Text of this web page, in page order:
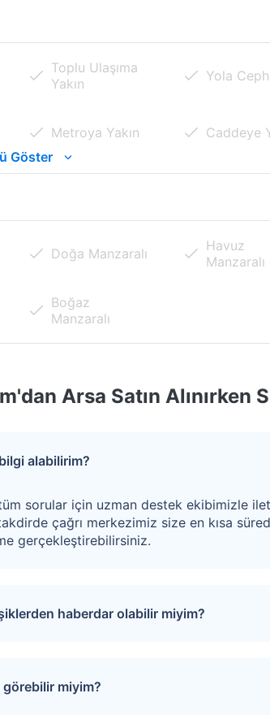
Toplu Ulaşıma
Yakın
Yola
Metroya Yakın Caddeye
Yakın
Metrobüse
Yakın
Göster
Doğa Manzaralı
Havuz
Manzaralı
Boğaz
Manzaralı
Arsa Satın Alınırken
alabilirim?
sorular için uzman destek ekibimizle
çağrı merkezimiz size en kısa
gerçekleştirebilirsiniz.
haberdar olabilir miyim?
miyim?